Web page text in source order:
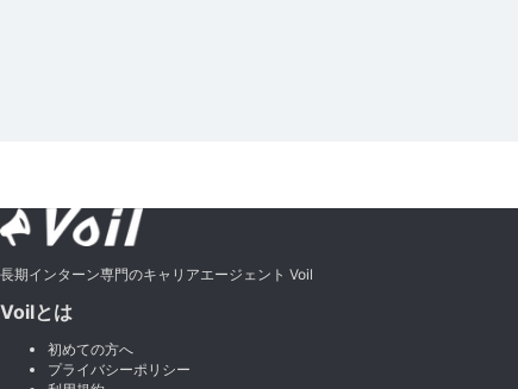
長期インターン専門のキャリアエージェント Voil
Voilとは
初めての方へ
プライバシーポリシー